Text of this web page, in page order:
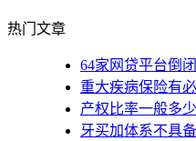
热门文章
64家网贷平台倒
重大疾病保险有
产权比率一般多
牙买加体系不具